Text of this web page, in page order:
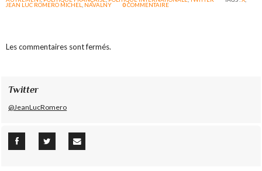
JEAN LUC ROMERO MICHEL, NAVALNY 0COMMENTAIRE
Les commentaires sont fermés.
Twitter
@JeanLucRomero